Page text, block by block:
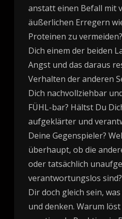
anstatt einen Befall mit
äußerlichen Erregern
Proteinen zu
Dich einem der beiden
Angst und das daraus
Verhalten der anderen
Dich nachvollziehbar
FÜHL-bar? Hältst Du
aufgeklärter und
Deine Gegenspieler?
überhaupt, ob die
oder tatsächlich
verantwortungslos
Dir doch gleich sein,
und denken. Warum